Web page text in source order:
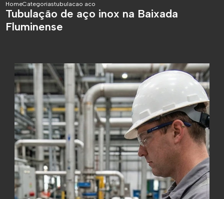
HomeCategoriastubulacao aco inox baixada fluminense
Tubulação de aço inox na Baixada
Fluminense